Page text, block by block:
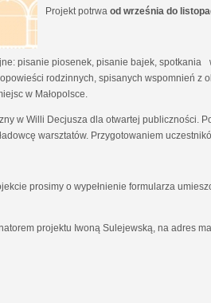
Projekt potrwa od września do
pisanie piosenek, pisanie bajek,
rodzinnych, spisanych wspomnień z
w Małopolsce.
w Willi Decjusza dla otwartej publiczności.
warsztatów. Przygotowaniem
prosimy o wypełnienie formularza
projektu Iwoną Sulejewską, na adres